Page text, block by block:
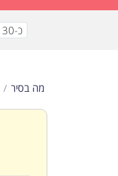
כ-30 דקות
מה בסיר